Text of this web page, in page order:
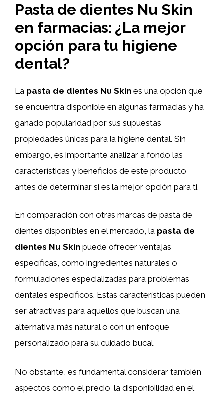
Pasta de dientes Nu Skin
en farmacias: ¿La mejor
opción para tu higiene
dental?
La pasta de dientes Nu Skin es una opción que
se encuentra disponible en algunas farmacias y ha
ganado popularidad por sus supuestas
propiedades únicas para la higiene dental. Sin
embargo, es importante analizar a fondo las
características y beneficios de este producto
antes de determinar si es la mejor opción para ti.
En comparación con otras marcas de pasta de
dientes disponibles en el mercado, la pasta de
dientes Nu Skin puede ofrecer ventajas
específicas, como ingredientes naturales o
formulaciones especializadas para problemas
dentales específicos. Estas características pueden
ser atractivas para aquellos que buscan una
alternativa más natural o con un enfoque
personalizado para su cuidado bucal.
No obstante, es fundamental considerar también
aspectos como el precio, la disponibilidad en el